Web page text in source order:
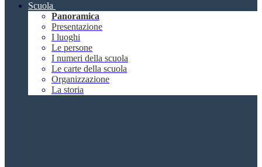
Scuola
Panoramica
Presentazione
I luoghi
Le persone
I numeri della scuola
Le carte della scuola
Organizzazione
La storia